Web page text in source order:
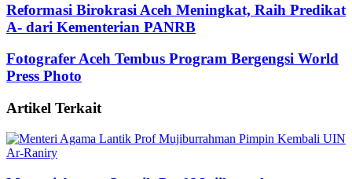
Reformasi Birokrasi Aceh Meningkat, Raih Predikat
A- dari Kementerian PANRB
Fotografer Aceh Tembus Program Bergengsi World
Press Photo
Artikel Terkait